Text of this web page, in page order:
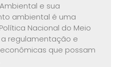
e sua
ambiental é uma
Nacional do Meio
regulamentação e
que possam